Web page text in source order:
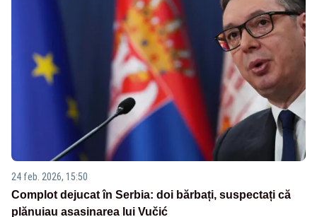
24 feb. 2026, 15:50
Complot dejucat în Serbia: doi bărbați, suspectați că
plănuiau asasinarea lui Vučić